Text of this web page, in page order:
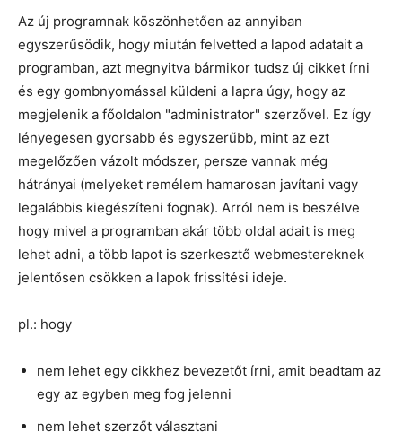
Az új programnak köszönhetően az annyiban
egyszerűsödik, hogy miután felvetted a lapod adatait a
programban, azt megnyitva bármikor tudsz új cikket írni
és egy gombnyomással küldeni a lapra úgy, hogy az
megjelenik a főoldalon "administrator" szerzővel. Ez így
lényegesen gyorsabb és egyszerűbb, mint az ezt
megelőzően vázolt módszer, persze vannak még
hátrányai (melyeket remélem hamarosan javítani vagy
legalábbis kiegészíteni fognak). Arról nem is beszélve
hogy mivel a programban akár több oldal adait is meg
lehet adni, a több lapot is szerkesztő webmestereknek
jelentősen csökken a lapok frissítési ideje.
pl.: hogy
nem lehet egy cikkhez bevezetőt írni, amit beadtam az
egy az egyben meg fog jelenni
nem lehet szerzőt választani